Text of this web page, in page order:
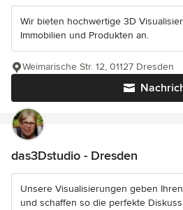
Wir bieten hochwertige 3D
Immobilien und Produkten an.
Weimarische Str. 12, 01127 Dresden
das3Dstudio - Dresden
Unsere Visualisierungen geben
und schaffen so die perfekte